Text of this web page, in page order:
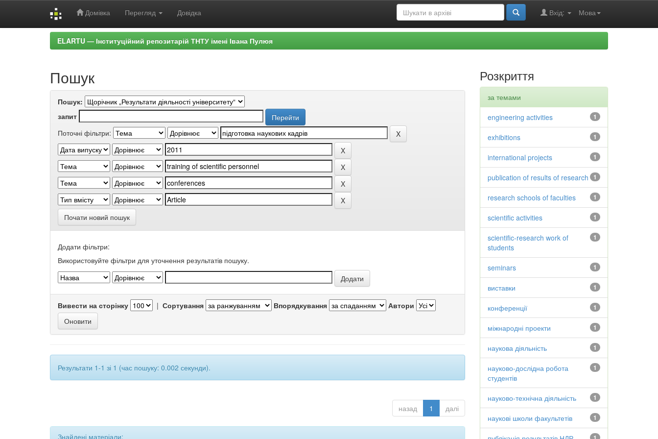
Домівка Перегляд Довідка Мова
Вхід:
ELARTU — Інституційний репозитарій ТНТУ імені Івана Пулюя
Пошук
Пошук:
запит
Поточні фільтри:
Почати новий пошук
Додати фільтри:
Використовуйте фільтри для уточнення результатів пошуку.
Вивести на сторінку | Сортування Впорядкування Автори
Результати 1-1 зі 1 (час пошуку: 0.002 секунди).
назад 1 далі
Знайдені матеріали:
Розкриття
за темами
1
engineering activities
1
exhibitions
1
international projects
1
publication of results of research
1
research schools of faculties
1
scientific activities
1
scientific-research work of
students
1
seminars
1
виставки
1
конференції
1
міжнародні проекти
1
наукова діяльність
1
науково-дослідна робота
студентів
1
науково-технічна діяльність
1
наукові школи факультетів